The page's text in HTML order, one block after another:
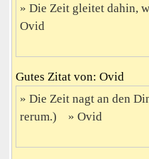
Die Zeit gleitet dahin,
Ovid
Gutes Zitat von: Ovid
Die Zeit nagt an den
rerum.)
Ovid